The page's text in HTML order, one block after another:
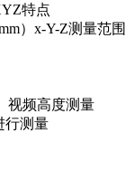
特点
）x-Y-Z测量范围
视频高度测量
行测量